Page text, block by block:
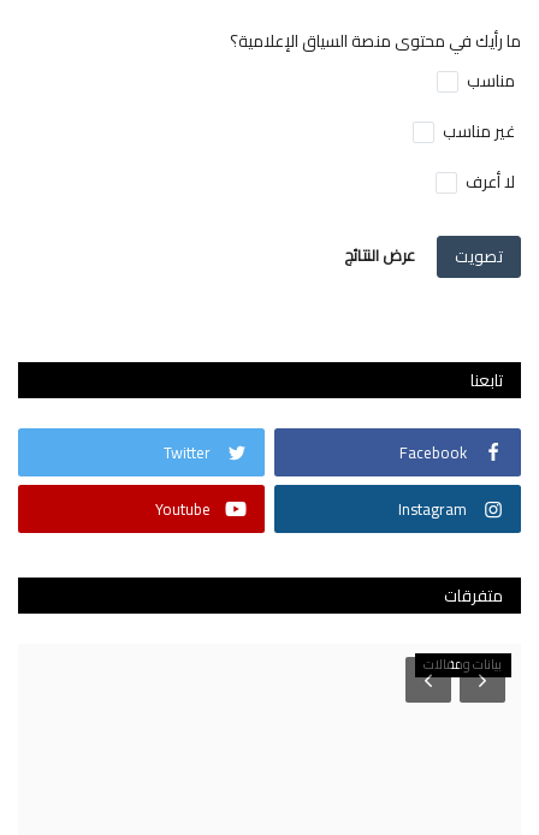
ما رأيك في محتوى منصة السياق الإعلامية؟
مناسب
غير مناسب
لا أعرف
تصويت عرض النتائج
تابعنا
Facebook
Twitter
Instagram
Youtube
متفرقات
بيانات ومقالات